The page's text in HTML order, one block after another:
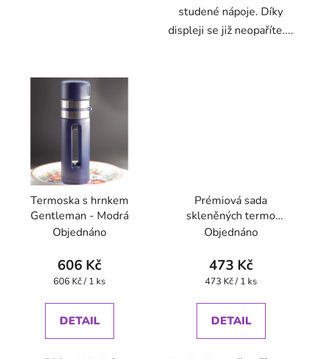
studené nápoje. Díky
displeji se již neopaříte....
Termoska s hrnkem
Gentleman - Modrá
Objednáno
606 Kč
Měrná
606 Kč / 1 ks
DETAIL
Prémiová sada
skleněných termo
sklenic na čaj se sítkem
Objednáno
473 Kč
Měrná
473 Kč / 1 ks
DETAIL